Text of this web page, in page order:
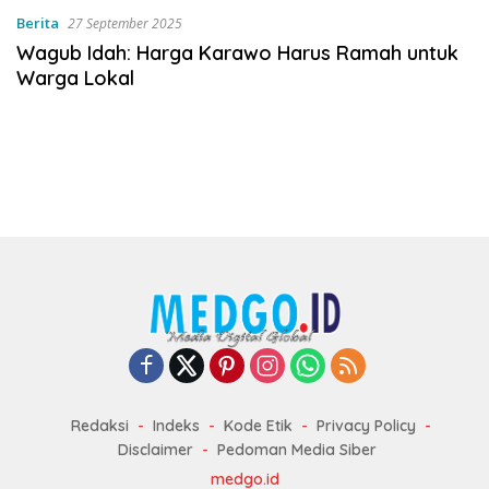
Berita 27 September 2025
Wagub Idah: Harga Karawo Harus Ramah untuk
Warga Lokal
Redaksi Indeks Kode Etik
Privacy Policy
Disclaimer
Pedoman Media Siber
medgo.id